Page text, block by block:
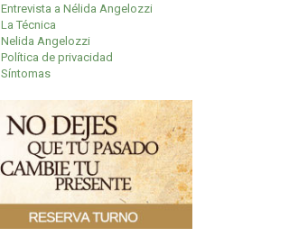
Entrevista a Nélida Angelozzi
La Técnica
Nelida Angelozzi
Política de privacidad
Síntomas